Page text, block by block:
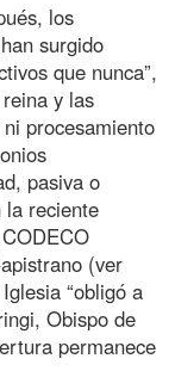
los
surgido
que nunca”,
y las
procesamiento
pasiva o
la reciente
(ver
“obligó a
Obispo de
permanece